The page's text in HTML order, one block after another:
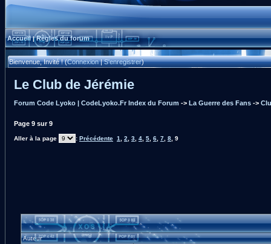
Accueil|Règles du forum
Bienvenue, Invité ! (Connexion|S'enregistrer)
Le Club de Jérémie
Forum Code Lyoko | CodeLyoko.Fr Index du Forum -> La Guerre des Fans ->
Page 9 sur9
Aller à la page : Précédente 1 2 3 4 5 6 7 8 9
Auteur